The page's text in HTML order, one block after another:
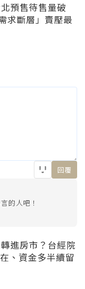
預售待售量破
求斷層」賣壓最
回覆
的人吧！
進房市？台經院
、資金多半續留